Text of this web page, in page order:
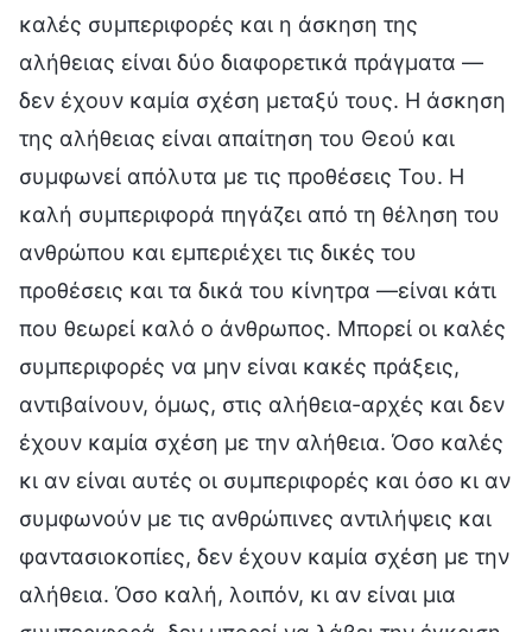
καλές συμπεριφορές και η άσκηση της
αλήθειας είναι δύο διαφορετικά πράγματα —
δεν έχουν καμία σχέση μεταξύ τους. Η άσκηση
της αλήθειας είναι απαίτηση του Θεού και
συμφωνεί απόλυτα με τις προθέσεις Του. Η
καλή συμπεριφορά πηγάζει από τη θέληση του
ανθρώπου και εμπεριέχει τις δικές του
προθέσεις και τα δικά του κίνητρα —είναι κάτι
που θεωρεί καλό ο άνθρωπος. Μπορεί οι καλές
συμπεριφορές να μην είναι κακές πράξεις,
αντιβαίνουν, όμως, στις αλήθεια-αρχές και δεν
έχουν καμία σχέση με την αλήθεια. Όσο καλές
κι αν είναι αυτές οι συμπεριφορές και όσο κι αν
συμφωνούν με τις ανθρώπινες αντιλήψεις και
φαντασιοκοπίες, δεν έχουν καμία σχέση με την
αλήθεια. Όσο καλή, λοιπόν, κι αν είναι μια